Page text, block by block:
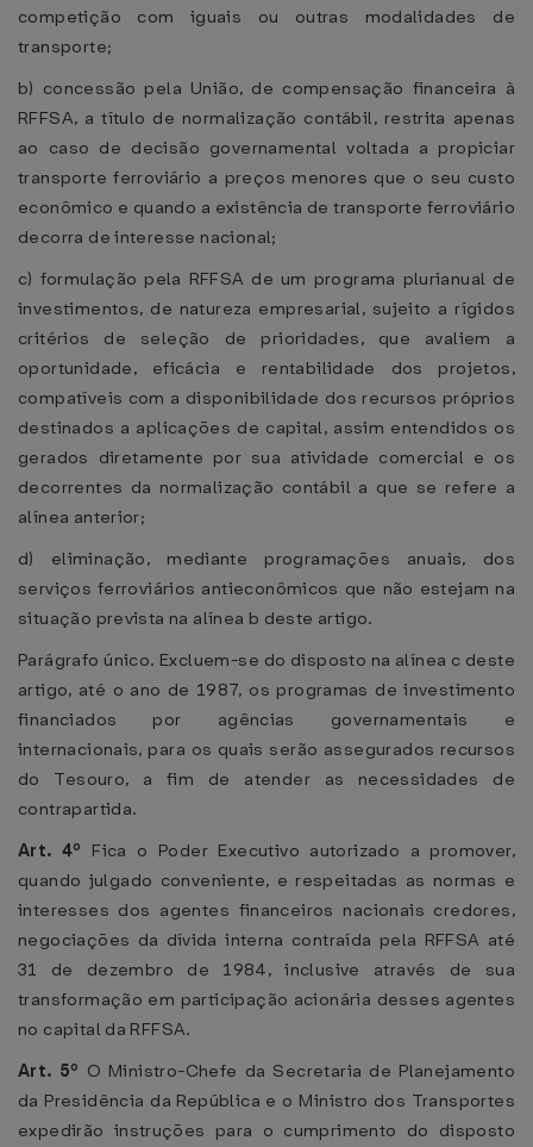
competição com iguais ou outras modalidades de
transporte;
b) concessão pela União, de compensação financeira à
RFFSA, a título de normalização contábil, restrita apenas
ao caso de decisão governamental voltada a propiciar
transporte ferroviário a preços menores que o seu custo
econômico e quando a existência de transporte ferroviário
decorra de interesse nacional;
c) formulação pela RFFSA de um programa plurianual de
investimentos, de natureza empresarial, sujeito a rígidos
critérios de seleção de prioridades, que avaliem a
oportunidade, eficácia e rentabilidade dos projetos,
compatíveis com a disponibilidade dos recursos próprios
destinados a aplicações de capital, assim entendidos os
gerados diretamente por sua atividade comercial e os
decorrentes da normalização contábil a que se refere a
alínea anterior;
d) eliminação, mediante programações anuais, dos
serviços ferroviários antieconômicos que não estejam na
situação prevista na alínea b deste artigo.
Parágrafo único. Excluem-se do disposto na alínea c deste
artigo, até o ano de 1987, os programas de investimento
financiados por agências governamentais e
internacionais, para os quais serão assegurados recursos
do Tesouro, a fim de atender as necessidades de
contrapartida.
Art. 4º Fica o Poder Executivo autorizado a promover,
quando julgado conveniente, e respeitadas as normas e
interesses dos agentes financeiros nacionais credores,
negociações da dívida interna contraída pela RFFSA até
31 de dezembro de 1984, inclusive através de sua
transformação em participação acionária desses agentes
no capital da RFFSA.
Art. 5º O Ministro-Chefe da Secretaria de Planejamento
da Presidência da República e o Ministro dos Transportes
expedirão instruções para o cumprimento do disposto